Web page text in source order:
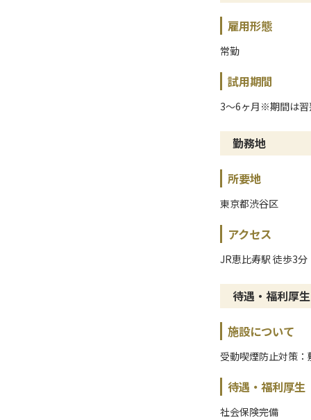
雇用形態
常勤
試用期間
3～6ヶ月※期間は習
勤務地
所要地
東京都渋谷区
アクセス
JR恵比寿駅 徒歩3分
待遇・福利厚生
施設について
受動喫煙防止対策
待遇・福利厚生
社会保険完備